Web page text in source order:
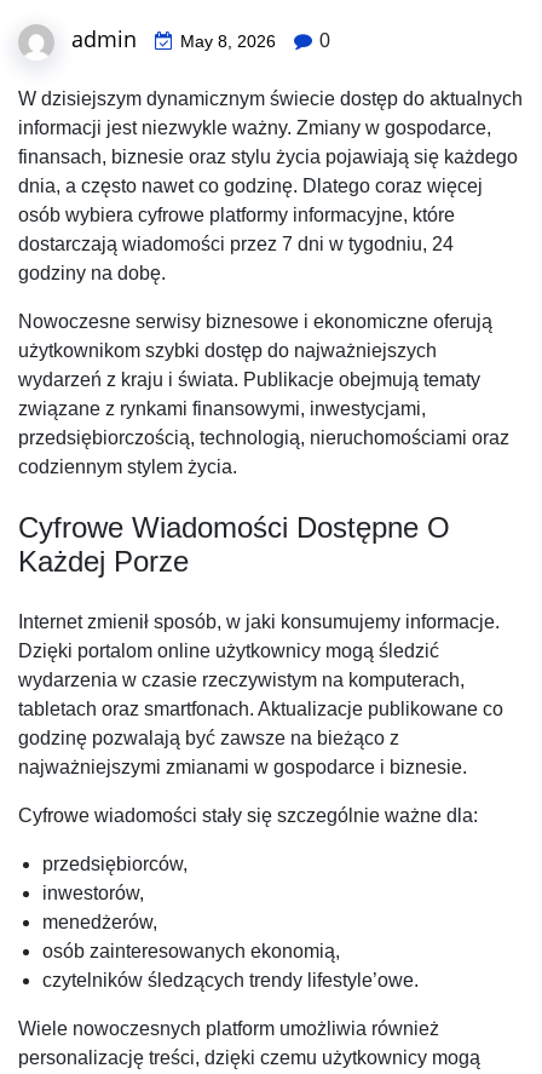
admin May 8, 2026 0
W dzisiejszym dynamicznym świecie dostęp do aktualnych
informacji jest niezwykle ważny. Zmiany w gospodarce,
finansach, biznesie oraz stylu życia pojawiają się każdego
dnia, a często nawet co godzinę. Dlatego coraz więcej
osób wybiera cyfrowe platformy informacyjne, które
dostarczają wiadomości przez 7 dni w tygodniu, 24
godziny na dobę.
Nowoczesne serwisy biznesowe i ekonomiczne oferują
użytkownikom szybki dostęp do najważniejszych
wydarzeń z kraju i świata. Publikacje obejmują tematy
związane z rynkami finansowymi, inwestycjami,
przedsiębiorczością, technologią, nieruchomościami oraz
codziennym stylem życia.
Cyfrowe Wiadomości Dostępne O
Każdej Porze
Internet zmienił sposób, w jaki konsumujemy informacje.
Dzięki portalom online użytkownicy mogą śledzić
wydarzenia w czasie rzeczywistym na komputerach,
tabletach oraz smartfonach. Aktualizacje publikowane co
godzinę pozwalają być zawsze na bieżąco z
najważniejszymi zmianami w gospodarce i biznesie.
Cyfrowe wiadomości stały się szczególnie ważne dla:
przedsiębiorców,
inwestorów,
menedżerów,
osób zainteresowanych ekonomią,
czytelników śledzących trendy lifestyle’owe.
Wiele nowoczesnych platform umożliwia również
personalizację treści, dzięki czemu użytkownicy mogą